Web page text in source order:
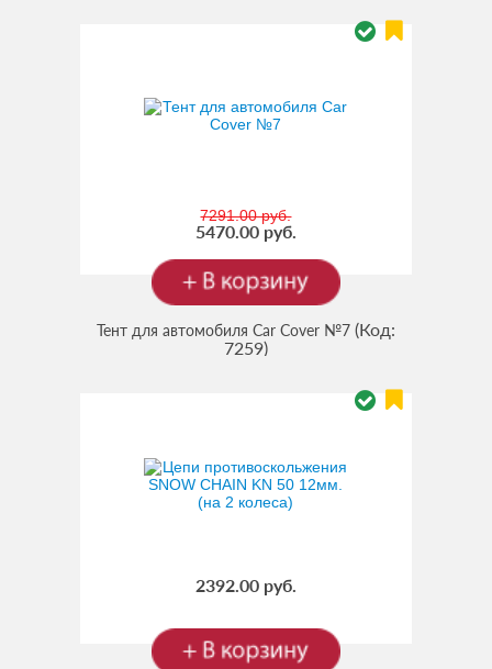
7291.00 руб.
5470.00 руб.
Тент для автомобиля Car Cover №7 (Код:
7259)
2392.00 руб.